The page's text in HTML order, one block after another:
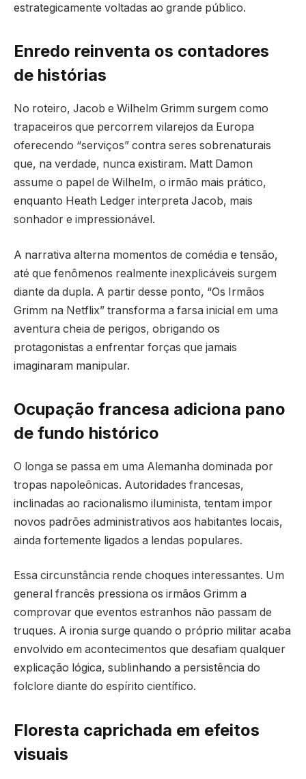
estrategicamente voltadas ao grande público.
Enredo reinventa os contadores
de histórias
No roteiro, Jacob e Wilhelm Grimm surgem como
trapaceiros que percorrem vilarejos da Europa
oferecendo “serviços” contra seres sobrenaturais
que, na verdade, nunca existiram. Matt Damon
assume o papel de Wilhelm, o irmão mais prático,
enquanto Heath Ledger interpreta Jacob, mais
sonhador e impressionável.
A narrativa alterna momentos de comédia e tensão,
até que fenômenos realmente inexplicáveis surgem
diante da dupla. A partir desse ponto, “Os Irmãos
Grimm na Netflix” transforma a farsa inicial em uma
aventura cheia de perigos, obrigando os
protagonistas a enfrentar forças que jamais
imaginaram manipular.
Ocupação francesa adiciona pano
de fundo histórico
O longa se passa em uma Alemanha dominada por
tropas napoleônicas. Autoridades francesas,
inclinadas ao racionalismo iluminista, tentam impor
novos padrões administrativos aos habitantes locais,
ainda fortemente ligados a lendas populares.
Essa circunstância rende choques interessantes. Um
general francês pressiona os irmãos Grimm a
comprovar que eventos estranhos não passam de
truques. A ironia surge quando o próprio militar acaba
envolvido em acontecimentos que desafiam qualquer
explicação lógica, sublinhando a persistência do
folclore diante do espírito científico.
Floresta caprichada em efeitos
visuais